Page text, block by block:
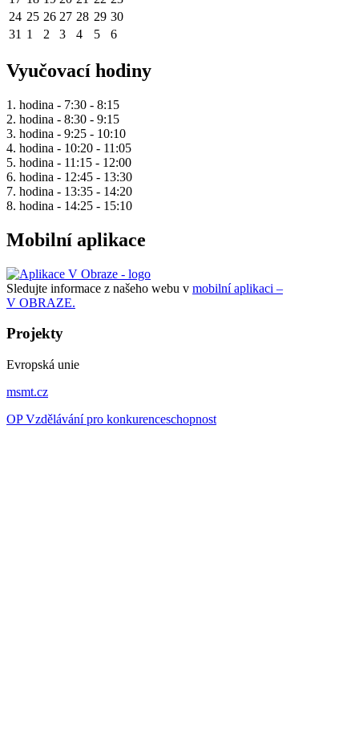
24 25 26 27 28 29 30
31 1 2 3 4 5 6
Vyučovací hodiny
1. hodina - 7:30 - 8:15
2. hodina - 8:30 - 9:15
3. hodina - 9:25 - 10:10
4. hodina - 10:20 - 11:05
5. hodina - 11:15 - 12:00
6. hodina - 12:45 - 13:30
7. hodina - 13:35 - 14:20
8. hodina - 14:25 - 15:10
Mobilní aplikace
Sledujte informace z našeho webu v mobilní aplikaci –
V OBRAZE.
Projekty
Evropská unie
msmt.cz
OP Vzdělávání pro konkurenceschopnost